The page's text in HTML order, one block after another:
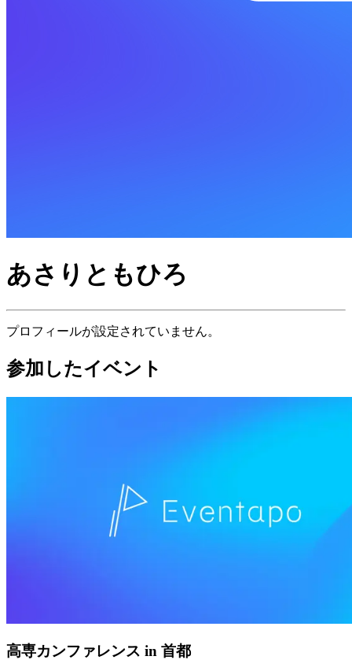
あさりともひろ
プロフィールが設定されていません。
参加したイベント
高専カンファレンス in 首都